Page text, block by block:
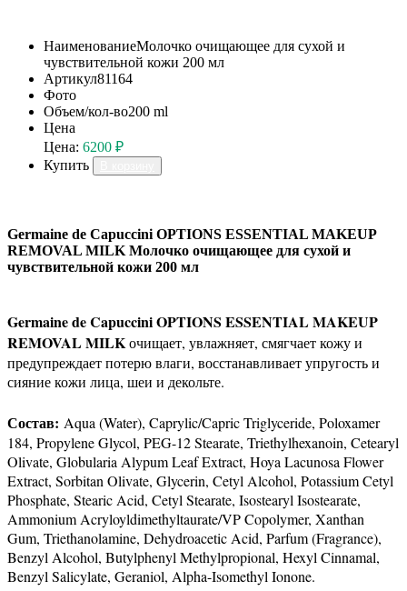
НаименованиеМолочко очищающее для сухой и
чувствительной кожи 200 мл
Артикул81164
Фото
Объем/кол-во200 ml
Цена
Цена: 6200 ₽
Купить
Germaine de Capuccini OPTIONS ESSENTIAL MAKEUP
REMOVAL MILK Молочко очищающее для сухой и
чувствительной кожи 200 мл
Germaine de Capuccini OPTIONS ESSENTIAL MAKEUP
REMOVAL MILKочищает, увлажняет, смягчает кожу и
предупреждает потерю влаги, восстанавливает упругость и
сияние кожи лица, шеи и декольте.
Состав: Aqua (Water), Caprylic/Capric Triglyceride, Poloxamer
184, Propylene Glycol, PEG-12 Stearate, Triethylhexanoin, Cetearyl
Olivate, Globularia Alypum Leaf Extract, Hoya Lacunosa Flower
Extract, Sorbitan Olivate, Glycerin, Cetyl Alcohol, Potassium Cetyl
Phosphate, Stearic Acid, Cetyl Stearate, Isostearyl Isostearate,
Ammonium Acryloyldimethyltaurate/VP Copolymer, Xanthan
Gum, Triethanolamine, Dehydroacetic Acid, Parfum (Fragrance),
Benzyl Alcohol, Butylphenyl Methylpropional, Hexyl Cinnamal,
Benzyl Salicylate, Geraniol, Alpha-Isomethyl Ionone.